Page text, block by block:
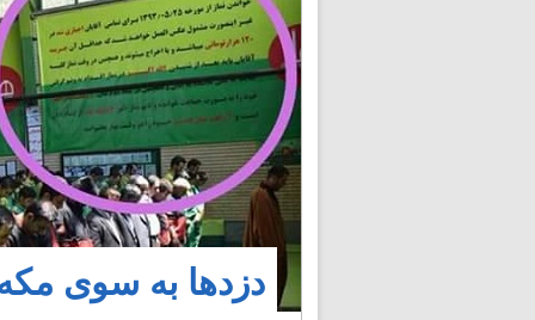
دزدها به سوی